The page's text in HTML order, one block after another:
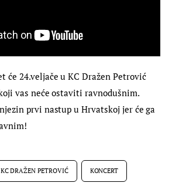
će 24.veljače u KC Dražen Petrović
vas neće ostaviti ravnodušnim.
prvi nastup u Hrvatskoj jer će ga
KC DRAŽEN PETROVIĆ KONCERT